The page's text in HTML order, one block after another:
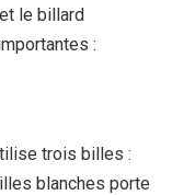
le billard
:
trois billes :
blanches porte